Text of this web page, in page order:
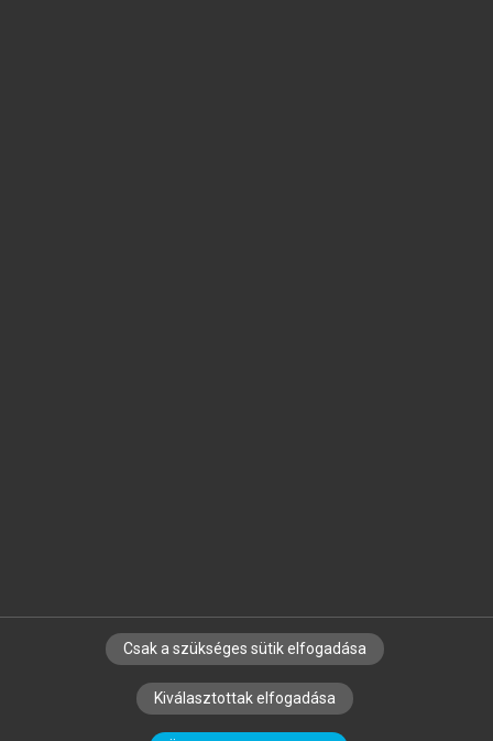
SZERZŐKNEK CÉGEKNEK KÖNYVTÁROSOKNAK
SZERKESZTÉSI ÉS LEKTORÁLÁSI ALAPELVEK
Csak a szükséges sütik elfogadása
Kiválasztottak elfogadása